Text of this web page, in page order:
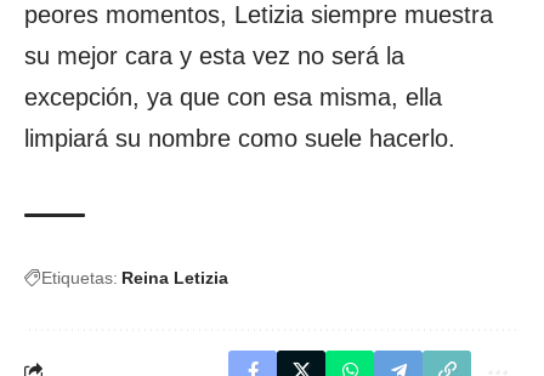
peores momentos, Letizia siempre muestra
su mejor cara y esta vez no será la
excepción, ya que con esa misma, ella
limpiará su nombre como suele hacerlo.
Etiquetas: Reina Letizia